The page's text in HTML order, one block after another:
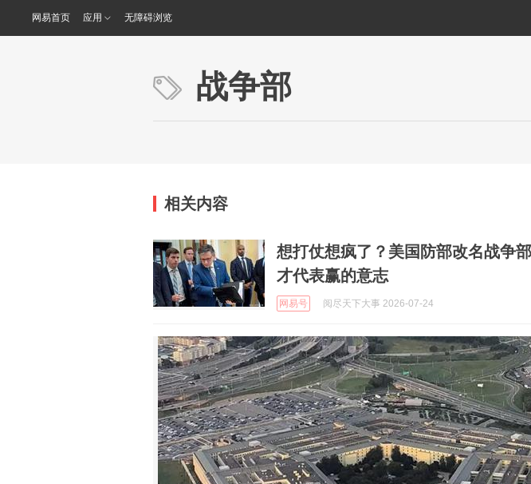
网易首页 应用 无障碍浏览
战争部
相关内容
想打仗想疯了？美国防部改名战争
才代表赢的意志
网易号 阅尽天下大事 2026-07-24